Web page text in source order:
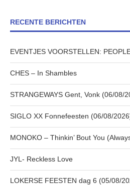
RECENTE BERICHTEN
EVENTJES VOORSTELLEN:
CHES – In Shambles
STRANGEWAYS Gent, Vonk (06/08/
SIGLO XX Fonnefeesten (06/08/
MONOKO – Thinkin’ Bout You
JYL- Reckless Love
LOKERSE FEESTEN dag 6 (05/08/